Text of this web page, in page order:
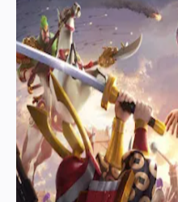
tbody tr td style text align
googleusercontent com img
margin right auto img alt
height 778 data original
googleusercontent com img